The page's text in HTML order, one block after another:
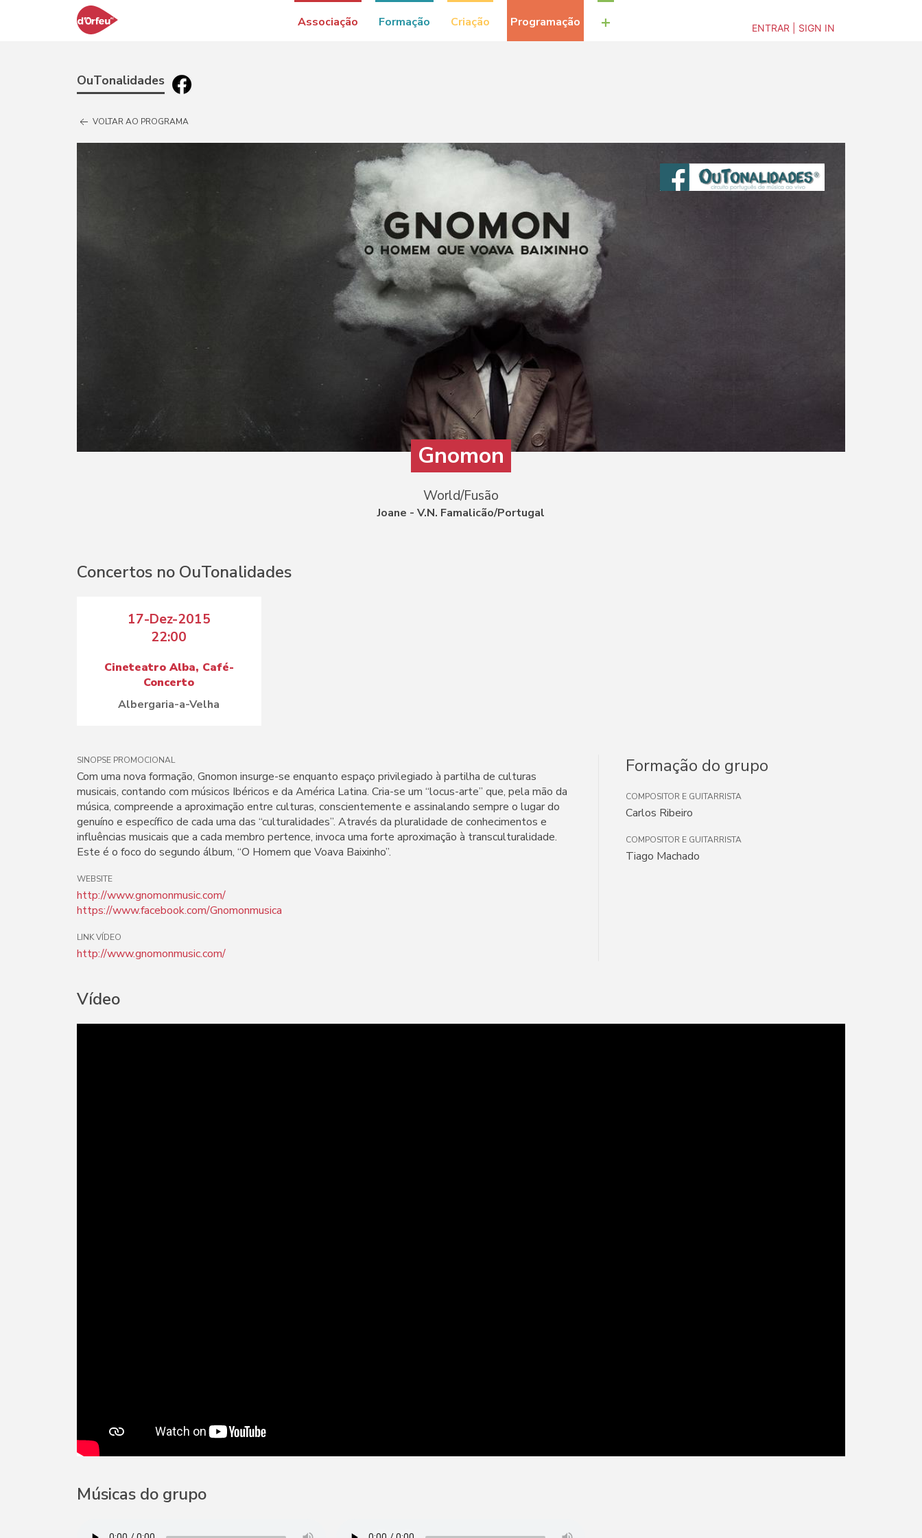
Associação Formação Criação Programação + ENTRAR | SIGN IN
OuTonalidades
VOLTAR AO PROGRAMA
Gnomon
World/Fusão
Joane - V.N. Famalicão/Portugal
Concertos no OuTonalidades
17-Dez-2015
22:00
Cineteatro Alba, Café-
Concerto
Albergaria-a-Velha
SINOPSE PROMOCIONAL
Com uma nova formação, Gnomon insurge-se enquanto espaço privilegiado à partilha de culturas
musicais, contando com músicos Ibéricos e da América Latina. Cria-se um “locus-arte” que, pela mão da
música, compreende a aproximação entre culturas, conscientemente e assinalando sempre o lugar do
genuíno e específico de cada uma das “culturalidades”. Através da pluralidade de conhecimentos e
influências musicais que a cada membro pertence, invoca uma forte aproximação à transculturalidade.
Este é o foco do segundo álbum, “O Homem que Voava Baixinho”.
WEBSITE
http://www.gnomonmusic.com/
https://www.facebook.com/Gnomonmusica
LINK VÍDEO
http://www.gnomonmusic.com/
Formação do grupo
COMPOSITOR E GUITARRISTA
Carlos Ribeiro
COMPOSITOR E GUITARRISTA
Tiago Machado
Vídeo
Músicas do grupo